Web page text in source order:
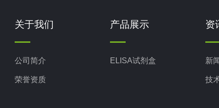
关于我们
公司简介
荣誉资质
产品展示
ELISA试剂盒
资
新
技